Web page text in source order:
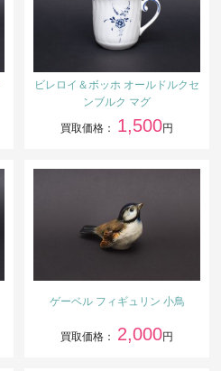
ビレロイ＆ボッホ オールドルクセ
ンブルク マグ
買取価格： 1,500円
ゲーベル フィギュリン 小鳥
買取価格： 2,000円